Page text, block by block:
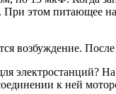
этом питающее
возбуждение.
электростанций?
к ней